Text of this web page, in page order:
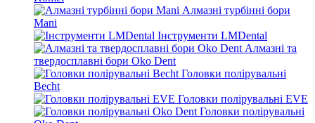
Алмазні турбінні бори
Mani
Інструменти LMDental
Алмазні та
твердосплавні бори Oko Dent
Головки полірувальні
Becht
Головки полірувальні EVE
Головки полірувальні